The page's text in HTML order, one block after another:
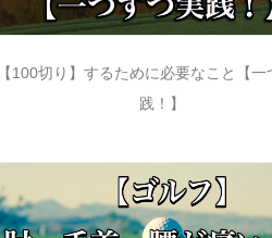
【100切り】するために必要なこと【一
践！】